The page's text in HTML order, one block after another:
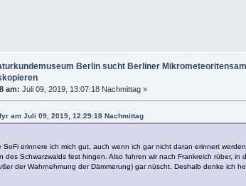
Berlin sucht Berliner
am: Juli 09, 2019, 13:07:18 Nachmittag »
am Juli 09, 2019, 12:29:18 Nachmittag
SoFi erinnere ich mich gut, auch wenn ich gar nicht daran erinnert
des Schwarzwalds fest hingen. Also fuhren wir nach Frankreich rüber,
der Wahrnehmung der Dämmerung) gar nüscht. Deshalb denke ich